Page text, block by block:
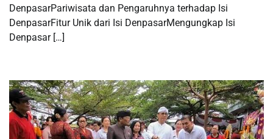
DenpasarPariwisata dan Pengaruhnya terhadap Isi
DenpasarFitur Unik dari Isi DenpasarMengungkap Isi
Denpasar […]